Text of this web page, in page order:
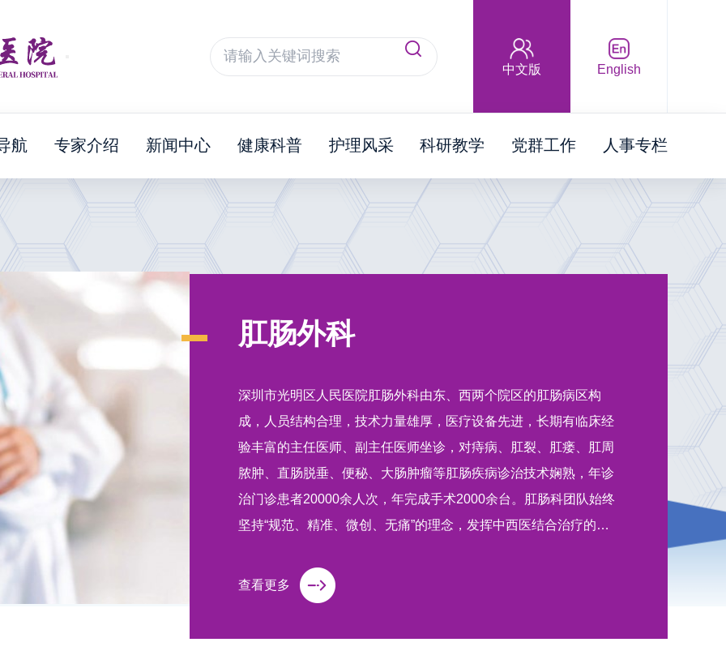
中文版 English
航 专家介绍 新闻中心 健康科普 护理风采 科研教学 党群工作 人事专栏
肛肠外科
深圳市光明区人民医院肛肠外科由东、西两个院区的肛肠病区构
成，人员结构合理，技术力量雄厚，医疗设备先进，长期有临床经
验丰富的主任医师、副主任医师坐诊，对痔病、肛裂、肛瘘、肛周
脓肿、直肠脱垂、便秘、大肠肿瘤等肛肠疾病诊治技术娴熟，年诊
治门诊患者20000余人次，年完成手术2000余台。肛肠科团队始终
坚持“规范、精准、微创、无痛”的理念，发挥中西医结合治疗的优
位60余张。人员结构：科室共有医生11人，其中主任医师2名，副
主任医师4名，主治医师2名，住院医师3名，医生中拥有博士学…
查看更多